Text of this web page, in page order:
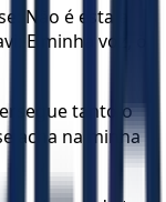
Não é esta a
E minha voz, ó
tanto o
acha na minha